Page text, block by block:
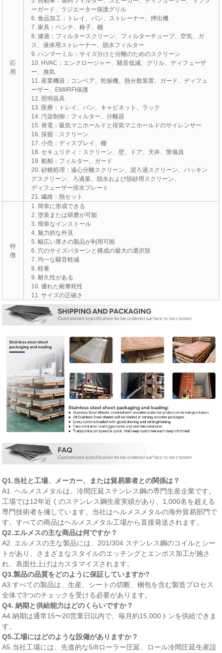
応
用
ーガード、ラジエーター保護グリル
6. 食品加工：トレイ、パン、ストレーナー、押出機
7. 家具：ベンチ、椅子、棚
8. 濾過：フィルタースクリーン、フィルターチューブ、空気、ガ
ス、液体用ストレーナー、脱水フィルター
9. ハンマーミル：サイズ分けと分離のためのスクリーン
10. HVAC：エンクロージャー、騒音低減、グリル、ディフューザ
ー、換気
11. 産業機器：コンベア、乾燥機、熱分散装置、ガード、ディフュ
ーザー、EMI/RFI保護
12. 照明器具
13. 医療：トレイ、パン、キャビネット、ラック
14. 汚染制御：フィルター、分離器
15. 発電：吸気マニホールドと排気マニホールドのサイレンサー
16. 採掘：スクリーン
17. 小売：ディスプレイ、棚
18. セキュリティ：スクリーン、壁、ドア、天井、警備員
19. 船舶：フィルター、ガード
20. 砂糖処理：遠心分離スクリーン、泥ろ過スクリーン、バッキン
グスクリーン、ろ過葉、脱水および脱砂用スクリーン、
ディフューザー排水プレート
21. 繊維：熱セット
特
徴
1. 簡単に形成できる
2. 塗装または研磨が可能
3. 簡単なインストール
4. 魅力的な外見
5. 幅広い厚さの製品が利用可能
6. 穴のサイズパターンと構成の最大の選択肢
7. 均一な騒音軽減
8. 軽量
9. 耐久性がある
10. 優れた耐摩耗性
11. サイズの正確さ
Q1.当社と工場、メーカー、または貿易業者との関係は？
A1. ヘルメスメタルは、冷間圧延ステンレス鋼の専門生産企業です。
工場では12年近くのステンレス鋼生産実績があり、1,000名を超える
専門技術者を擁しています。当社はヘルメスメタルの海外貿易部門で
す。すべての商品はヘルメスメタル工場から直接発送されます。
Q2.エルメスの主な商品は何ですか？
A2. エルメスの主な製品には、201/304 ステンレス鋼のコイルとシー
トがあり、さまざまなスタイルのエッチングとエンボス加工が施さ
れ、表面仕上げはカスタマイズされます。
Q3.製品の品質をどのように保証していますか?
A3.すべての製品は、生産、シートの切断、梱包を含む製造プロセス
全体で3つのチェックを受ける必要があります。
Q4. 納期と供給能力はどのくらいですか？
A4.納期は通常15〜20営業日以内で、毎月約15,000トンを供給できま
す。
Q5.工場にはどのような設備がありますか？
A5.当社工場には、先進的な5/8ローラー圧延、ロール冷間圧延生産設